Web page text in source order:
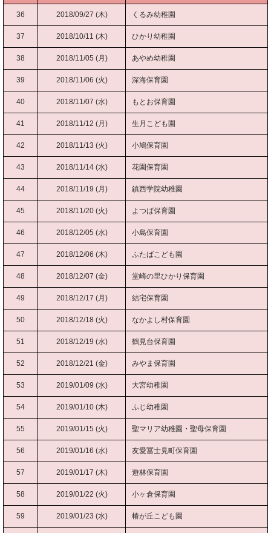
36 2018/09/27 (木) くるみ幼稚園
37 2018/10/11 (木) ひかり幼稚園
38 2018/11/05 (月) あやめ幼稚園
39 2018/11/06 (火) 深海保育園
40 2018/11/07 (水) もとお保育園
41 2018/11/12 (月) 生月こども園
42 2018/11/13 (火) 小鳩保育園
43 2018/11/14 (水) 花園保育園
44 2018/11/19 (月) 鎮西学院幼稚園
45 2018/11/20 (火) よつば保育園
46 2018/12/05 (水) 小島保育園
47 2018/12/06 (木) ふたばこども園
48 2018/12/07 (金) 堂崎の里ひかり保育園
49 2018/12/17 (月) 結宅保育園
50 2018/12/18 (火) なかよし村保育園
51 2018/12/19 (水) 鶴見台保育園
52 2018/12/21 (金) みやま保育園
53 2019/01/09 (水) 大宮幼稚園
54 2019/01/10 (木) ふじ幼稚園
55 2019/01/15 (火) 聖マリア幼稚園・聖母保育園
56 2019/01/16 (水) 友愛冨士見町保育園
57 2019/01/17 (木) 遊林保育園
58 2019/01/22 (火) 小ヶ倉保育園
59 2019/01/23 (水) 椿が丘こども園